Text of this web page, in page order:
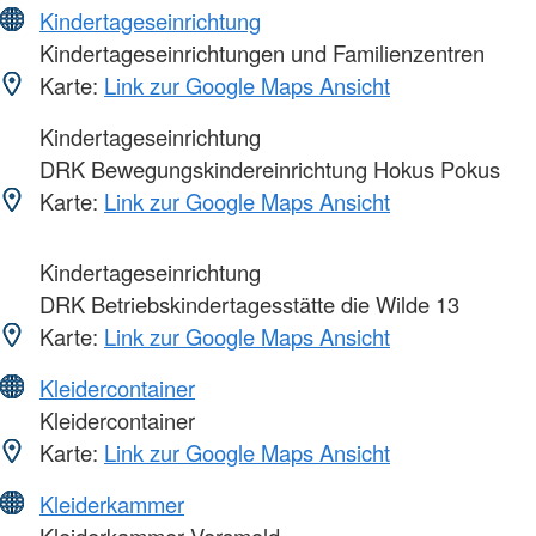
Kindertageseinrichtung
Kindertageseinrichtungen und Familienzentren
Karte: Link zur Google Maps Ansicht
Kindertageseinrichtung
DRK Bewegungskindereinrichtung Hokus Pokus
Karte: Link zur Google Maps Ansicht
Kindertageseinrichtung
DRK Betriebskindertagesstätte die Wilde 13
Karte: Link zur Google Maps Ansicht
Kleidercontainer
Kleidercontainer
Karte: Link zur Google Maps Ansicht
Kleiderkammer